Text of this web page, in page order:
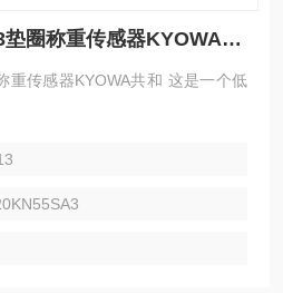
LCW-C-20KN55SA3垫圈称重传感器KYOWA共和
重传感器KYOWA共和 这是一个低